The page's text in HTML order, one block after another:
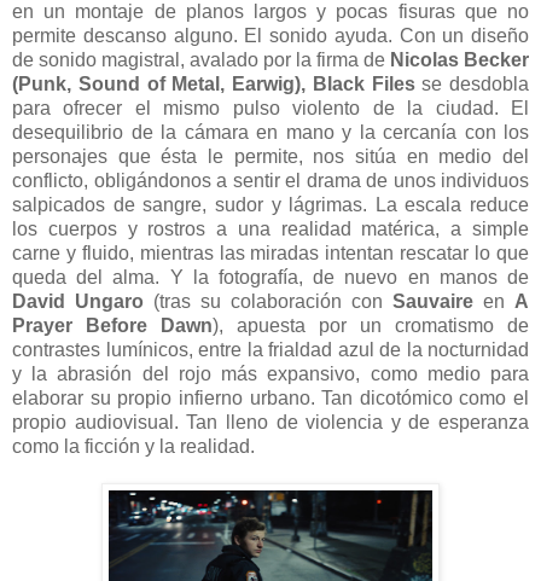
en un montaje de planos largos y pocas fisuras que no
permite descanso alguno. El sonido ayuda. Con un diseño
de sonido magistral, avalado por la firma de Nicolas Becker
(Punk, Sound of Metal, Earwig), Black Filesse desdobla
para ofrecer el mismo pulso violento de la ciudad. El
desequilibrio de la cámara en mano y la cercanía con los
personajes que ésta le permite, nos sitúa en medio del
conflicto, obligándonos a sentir el drama de unos individuos
salpicados de sangre, sudor y lágrimas. La escala reduce
los cuerpos y rostros a una realidad matérica, a simple
carne y fluido, mientras las miradas intentan rescatar lo que
queda del alma. Y la fotografía, de nuevo en manos de
David Ungaro (tras su colaboración con Sauvaire en A
Prayer Before Dawn), apuesta por un cromatismo de
contrastes lumínicos, entre la frialdad azul de la nocturnidad
y la abrasión del rojo más expansivo, como medio para
elaborar su propio infierno urbano. Tan dicotómico como el
propio audiovisual. Tan lleno de violencia y de esperanza
como la ficción y la realidad.